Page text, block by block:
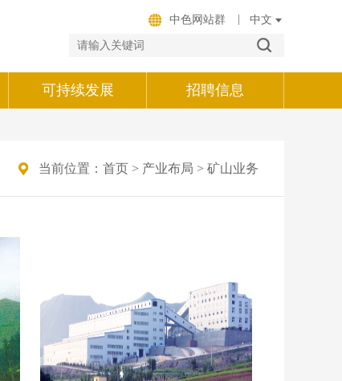
中色网站群
可持续发展 招聘信息
当前位置： 首页 > 产业布局 > 矿山业务